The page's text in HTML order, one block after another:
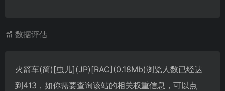
数据评估
火箭车(简)[虫儿](JP)[RAC](0.18Mb)浏览人数已经达
到413，如你需要查询该站的相关权重信息，可以点